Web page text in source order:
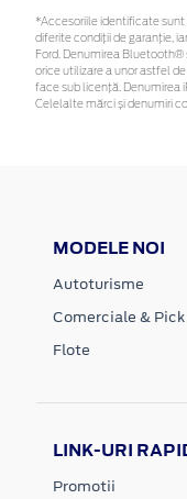
*Accesoriile identificate sunt
diferite condiții de garanție,
Ford. Denumirea Bluetooth®
orice utilizare a unor astfel
face sub licență. Denumirea
Celelalte mărci și denumiri
MODELE NOI
Autoturisme
Comerciale &
Flote
LINK-URI
Promotii